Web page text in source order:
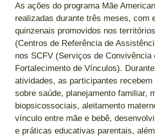
As ações do programa Mãe
realizadas durante três meses, com
quinzenais promovidos nos
(Centros de Referência de
nos SCFV (Serviços de Convivência
Fortalecimento de Vínculos).
atividades, as participantes recebem
sobre saúde, planejamento familiar,
biopsicossociais, aleitamento
vínculo entre mãe e bebê,
e práticas educativas parentais,